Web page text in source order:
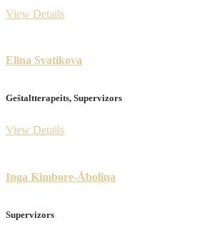
View Details
Elīna Svatikova
​Geštaltterapeits, Supervizors
View Details
Inga Kimbore-Āboliņa
Supervizors